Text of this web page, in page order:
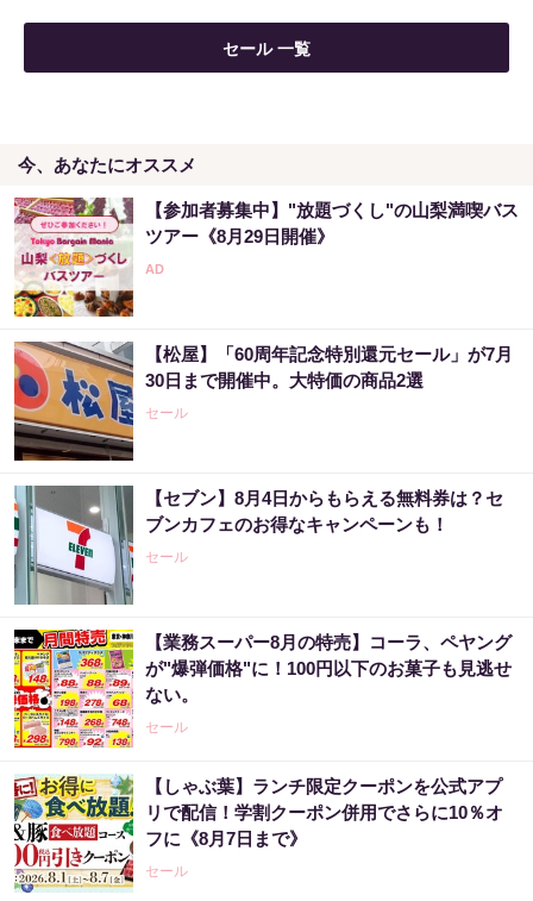
セール 一覧
今、あなたにオススメ
【参加者募集中】"放題づくし"の山梨満喫バス
ツアー《8月29日開催》
【松屋】「60周年記念特別還元セール」が7月
30日まで開催中。大特価の商品2選
セール
【セブン】8月4日からもらえる無料券は？セ
ブンカフェのお得なキャンペーンも！
セール
【業務スーパー8月の特売】コーラ、ペヤング
が"爆弾価格"に！100円以下のお菓子も見逃せ
ない。
セール
【しゃぶ葉】ランチ限定クーポンを公式アプ
リで配信！学割クーポン併用でさらに10％オ
フに《8月7日まで》
セール